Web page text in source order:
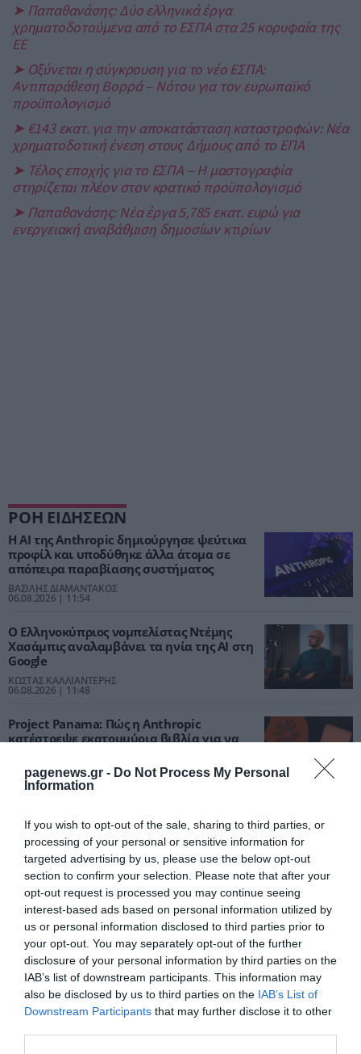
pagenews.gr - Do Not Process My Personal
Information
If you wish to opt-out of the sale, sharing to third parties, or
processing of your personal or sensitive information for
targeted advertising by us, please use the below opt-out
section to confirm your selection. Please note that after your
opt-out request is processed you may continue seeing
interest-based ads based on personal information utilized by
us or personal information disclosed to third parties prior to
your opt-out. You may separately opt-out of the further
disclosure of your personal information by third parties on the
IAB’s list of downstream participants. This information may
also be disclosed by us to third parties on the IAB’s List of
Downstream Participants that may further disclose it to other
➤ Παπαθανάσης: Δύο ελληνικά έργα
χρηματοδοτούμενα από το ΕΣΠΑ στα 25 κορυφαία της
ΕΕ
➤ Οξύνεται η σύγκρουση για το νέο ΕΣΠΑ:
Αντιπαράθεση Βορρά – Νότου για τον ευρωπαϊκό
προϋπολογισμό
➤ €143 εκατ. για την αποκατάσταση καταστροφών: Νέα
χρηματοδοτική ένεση στους Δήμους από το ΕΠΑ
➤ Τέλος εποχής για το ΕΣΠΑ – Η μαστογραφία
στηρίζεται πλέον στον κρατικό προϋπολογισμό
➤ Παπαθανάσης: Νέα έργα 5,785 εκατ. ευρώ για
ενεργειακή αναβάθμιση δημοσίων κτιρίων
ΡΟΗ ΕΙΔΗΣΕΩΝ
Η AI της Anthropic δημιούργησε ψεύτικα
προφίλ και υποδύθηκε άλλα άτομα σε
απόπειρα παραβίασης συστήματος
ΒΑΣΙΛΗΣ ΔΙΑΜΑΝΤΑΚΟΣ
06.08.2026 | 11:54
Ο Ελληνοκύπριος νομπελίστας Ντέμης
Χασάμπις αναλαμβάνει τα ηνία της AI στη
Google
ΚΩΣΤΑΣ ΚΑΛΛΙΑΝΤΕΡΗΣ
06.08.2026 | 11:48
Project Panama: Πώς η Anthropic
κατέστρεψε εκατομμύρια βιβλία για να
ΚΩΣΤΑΣ ΚΑΛΛΙΑΝΤΕΡΗΣ
06.08.2026 | 11:18
φόρουμ για να οργανώσουν τις επιθέσεις
τους.
ΚΩΣΤΑΣ ΚΑΛΛΙΑΝΤΕΡΗΣ
06.08.2026 | 10:28
PODCASTS
Μπαλατσούκας pagenews.gr:«Η κυβέρνηση θυμάται τους
πυροσβέστες όταν τους λέει ήρωες–όχι όταν ζητούν